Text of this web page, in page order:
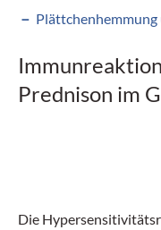
Prednison im
Die